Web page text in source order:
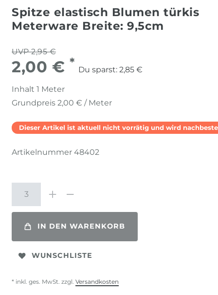
Spitze elastisch Blumen türkis
Meterware Breite: 9,5cm
UVP 2,95 €
2,00 € *
Du sparst: 2,85 €
Inhalt 1 Meter
Grundpreis 2,00 € / Meter
Dieser Artikel ist aktuell nicht vorrätig und wird
Artikelnummer 48402
IN DEN WARENKORB
WUNSCHLISTE
* inkl. ges. MwSt. zzgl. Versandkosten